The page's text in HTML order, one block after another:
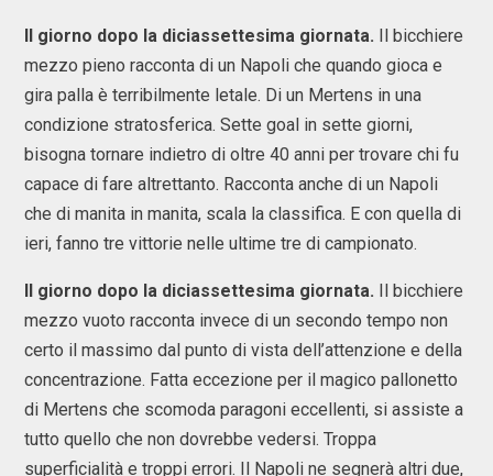
Il giorno dopo la diciassettesima giornata. Il bicchiere
mezzo pieno racconta di un Napoli che quando gioca e
gira palla è terribilmente letale. Di un Mertens in una
condizione stratosferica. Sette goal in sette giorni,
bisogna tornare indietro di oltre 40 anni per trovare chi fu
capace di fare altrettanto. Racconta anche di un Napoli
che di manita in manita, scala la classifica. E con quella di
ieri, fanno tre vittorie nelle ultime tre di campionato.
Il giorno dopo la diciassettesima giornata. Il bicchiere
mezzo vuoto racconta invece di un secondo tempo non
certo il massimo dal punto di vista dell’attenzione e della
concentrazione. Fatta eccezione per il magico pallonetto
di Mertens che scomoda paragoni eccellenti, si assiste a
tutto quello che non dovrebbe vedersi. Troppa
superficialità e troppi errori. Il Napoli ne segnerà altri due,